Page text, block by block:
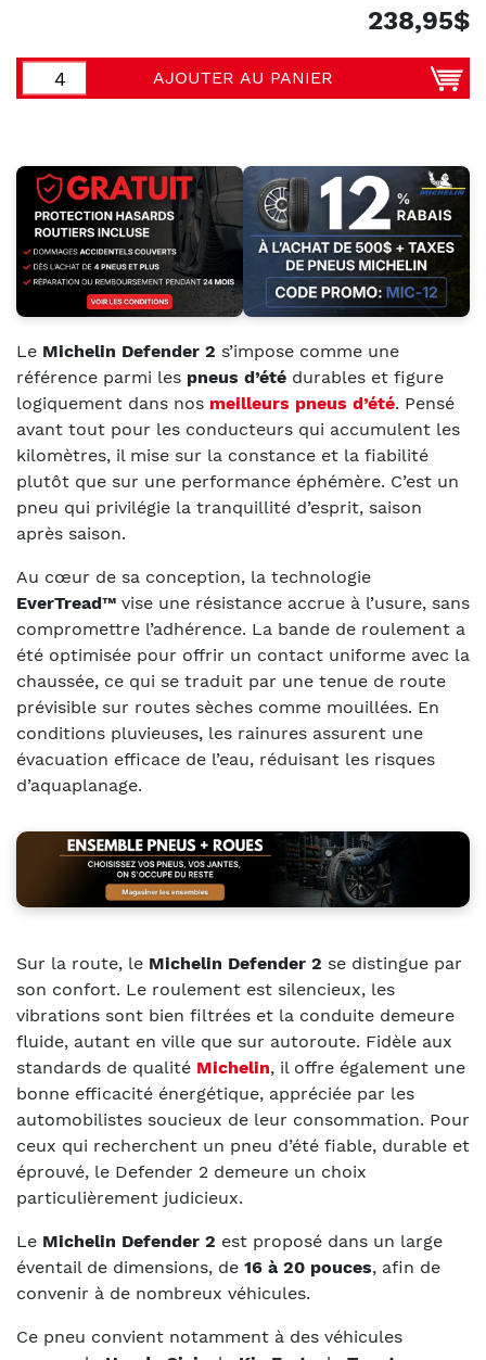
238,95$
AJOUTER AU PANIER
Le Michelin Defender 2 s’impose comme une
référence parmi les pneus d’été durables et figure
logiquement dans nos meilleurs pneus d’été. Pensé
avant tout pour les conducteurs qui accumulent les
kilomètres, il mise sur la constance et la fiabilité
plutôt que sur une performance éphémère. C’est un
pneu qui privilégie la tranquillité d’esprit, saison
après saison.
Au cœur de sa conception, la technologie
EverTread™ vise une résistance accrue à l’usure, sans
compromettre l’adhérence. La bande de roulement a
été optimisée pour offrir un contact uniforme avec la
chaussée, ce qui se traduit par une tenue de route
prévisible sur routes sèches comme mouillées. En
conditions pluvieuses, les rainures assurent une
évacuation efficace de l’eau, réduisant les risques
d’aquaplanage.
Sur la route, le Michelin Defender 2 se distingue par
son confort. Le roulement est silencieux, les
vibrations sont bien filtrées et la conduite demeure
fluide, autant en ville que sur autoroute. Fidèle aux
standards de qualité Michelin, il offre également une
bonne efficacité énergétique, appréciée par les
automobilistes soucieux de leur consommation. Pour
ceux qui recherchent un pneu d’été fiable, durable et
éprouvé, le Defender 2 demeure un choix
particulièrement judicieux.
Le Michelin Defender 2 est proposé dans un large
éventail de dimensions, de 16 à 20 pouces, afin de
convenir à de nombreux véhicules.
Ce pneu convient notamment à des véhicules